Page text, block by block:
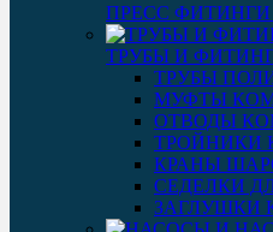
ПРЕСС
ТРУБЫ И
ТРУБЫ
МУФТЫ
ОТВОДЫ
ТРОЙНИКИ
КРАНЫ
СЕДЕЛКИ
ЗАГЛУШКИ